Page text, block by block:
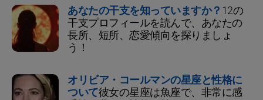
あなたの干支を知っていますか？12の
干支プロフィールを読んで、あなたの
長所、短所、恋愛傾向を探りましょ
う！
オリビア・コールマンの星座と性格に
ついて彼女の星座は魚座で、非常に感